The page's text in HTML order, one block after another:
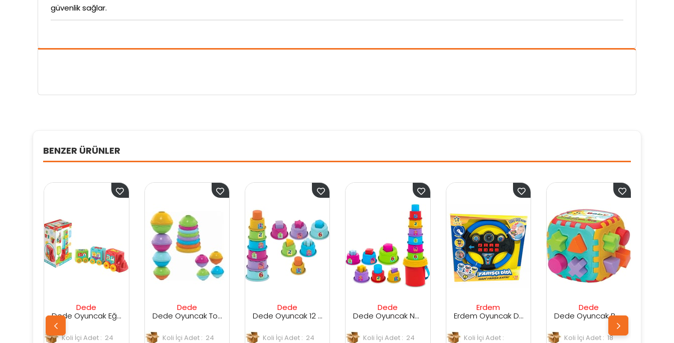
güvenlik sağlar.
BENZER ÜRÜNLER
Dede Oyuncak Eğlenceli Aktivite Treni
İçi Adet : 24
Dede Oyuncak Toplu Mi̇ni̇ Kule
Koli İçi Adet : 24
Dede Oyuncak 12 Parça Silindir Kule Bultak 4653
Koli İçi Adet : 24
Dede Oyuncak Neşeli Bul-Tak Kule
Koli İçi Adet : 24
Erdem Oyuncak Didi Direksiyon Pilli Sesli
Koli İçi Adet :
Koli İçi Adet : 18
Koli İçi Adet : 24